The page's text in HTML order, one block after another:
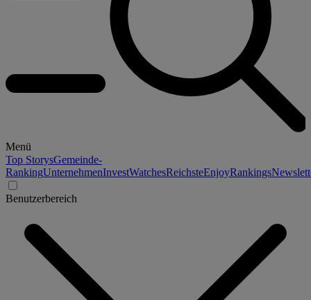
Menü
Top StorysGemeinde-
RankingUnternehmenInvestWatchesReichsteEnjoyRankings
Benutzerbereich